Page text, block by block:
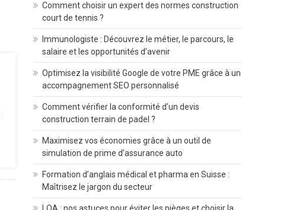
Comment choisir un expert des normes construction
court de tennis ?
Immunologiste : Découvrez le métier, le parcours, le
salaire et les opportunités d’avenir
Optimisez la visibilité Google de votre PME grâce à un
accompagnement SEO personnalisé
Comment vérifier la conformité d’un devis
construction terrain de padel ?
Maximisez vos économies grâce à un outil de
simulation de prime d’assurance auto
Formation d’anglais médical et pharma en Suisse :
Maîtrisez le jargon du secteur